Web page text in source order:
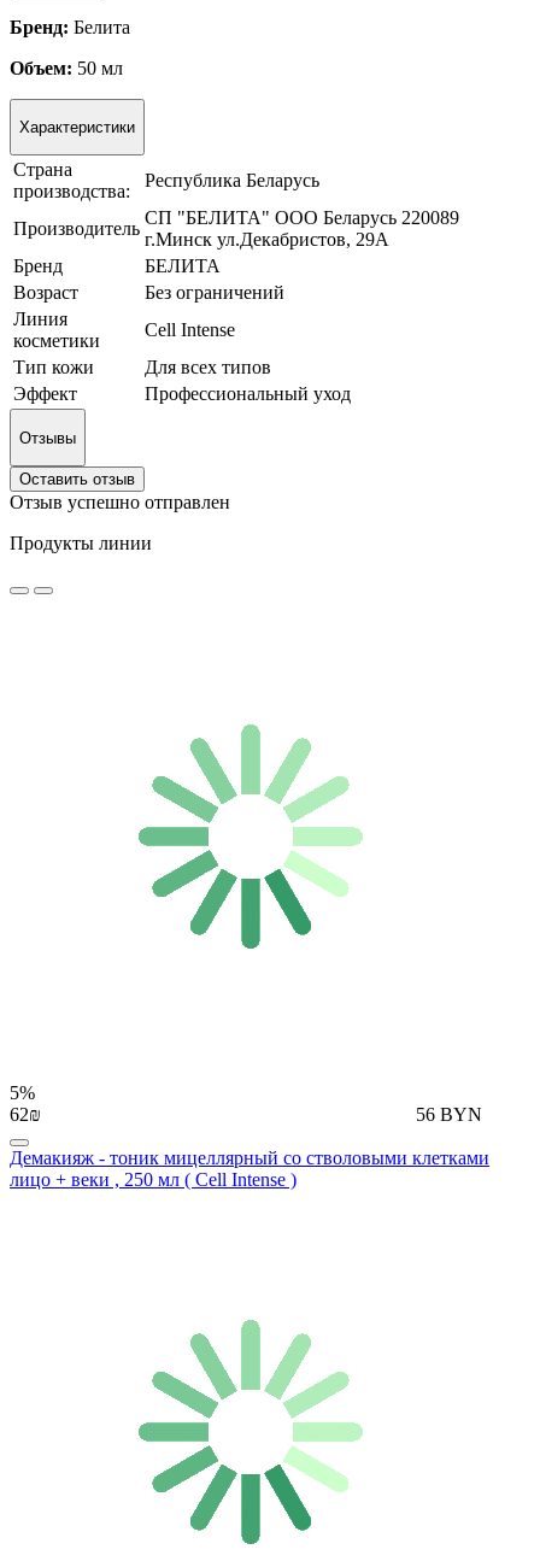
Бренд: Белита
Объем: 50 мл
Характеристики
Страна
производства:
Республика Беларусь
Производитель
СП "БЕЛИТА" ООО Беларусь 220089
г.Минск ул.Декабристов, 29А
Бренд
БЕЛИТА
Возраст
Без ограничений
Линия
косметики
Cell Intense
Тип кожи
Для всех типов
Эффект
Профессиональный уход
Отзывы
Оставить отзыв
Отзыв успешно отправлен
Продукты линии
5%
62₪
56 BYN
Демакияж - тоник мицеллярный со стволовыми клетками
лицо + веки , 250 мл ( Cell Intense )